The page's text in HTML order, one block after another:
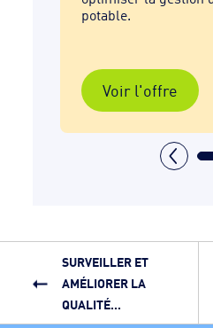
potable.
Voir l'offre
SURVEILLER ET
AMÉLIORER LA
QUALITÉ...